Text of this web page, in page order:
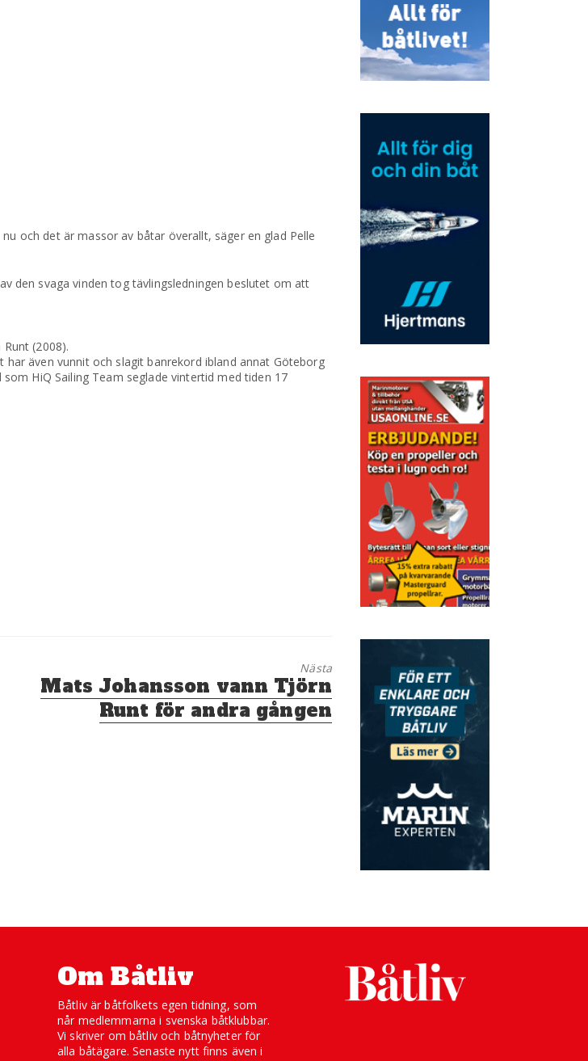
och det är massor av båtar överallt, säger en glad Pelle
den svaga vinden tog tävlingsledningen beslutet om att
(2008).
även vunnit och slagit banrekord ibland annat Göteborg
HiQ Sailing Team seglade vintertid med tiden 17
Nästa
Nästa
inlägg:
Mats Johansson vann Tjörn
Runt för andra gången
Om Båtliv
Båtliv är båtfolkets egen tidning, som
når medlemmarna i svenska båtklubbar.
Vi skriver om båtliv och båtnyheter för
alla båtägare. Senaste nytt finns även i